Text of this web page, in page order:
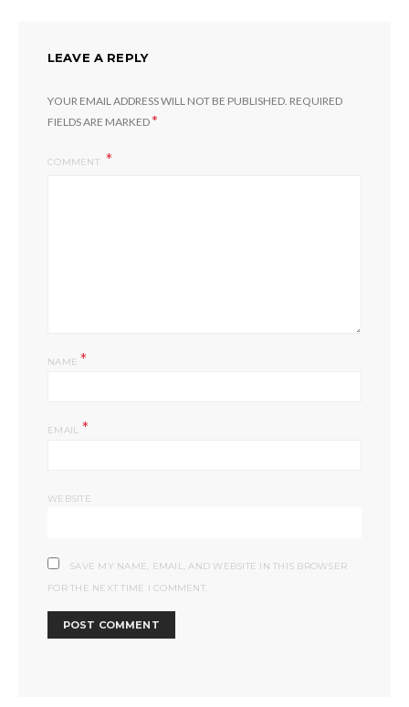
LEAVE A REPLY
YOUR EMAIL ADDRESS WILL NOT BE PUBLISHED. REQUIRED
FIELDS ARE MARKED*
COMMENT
NAME *
EMAIL *
WEBSITE
SAVE MY NAME, EMAIL, AND WEBSITE IN THIS BROWSER
FOR THE NEXT TIME I COMMENT.